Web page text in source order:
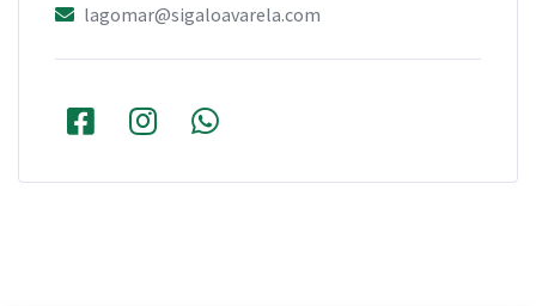
lagomar@sigaloavarela.com